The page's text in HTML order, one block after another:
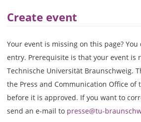
Create event
Your event is missing on this page?
entry. Prerequisite is that your event is
Technische Universität Braunschweig.
the Press and Communication Office of
before it is approved. If you want to
send an e-mail to presse@tu-